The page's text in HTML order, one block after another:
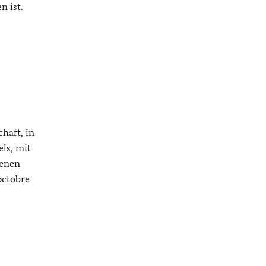
ist.
in
mit